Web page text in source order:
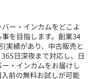
品名等)
ット
ー・インカムをどこよ
を目指します。創業34
実績があり、中古販売と
日深夜まで対応し、日
・インカムをお届けし
前の無料お試しが可能